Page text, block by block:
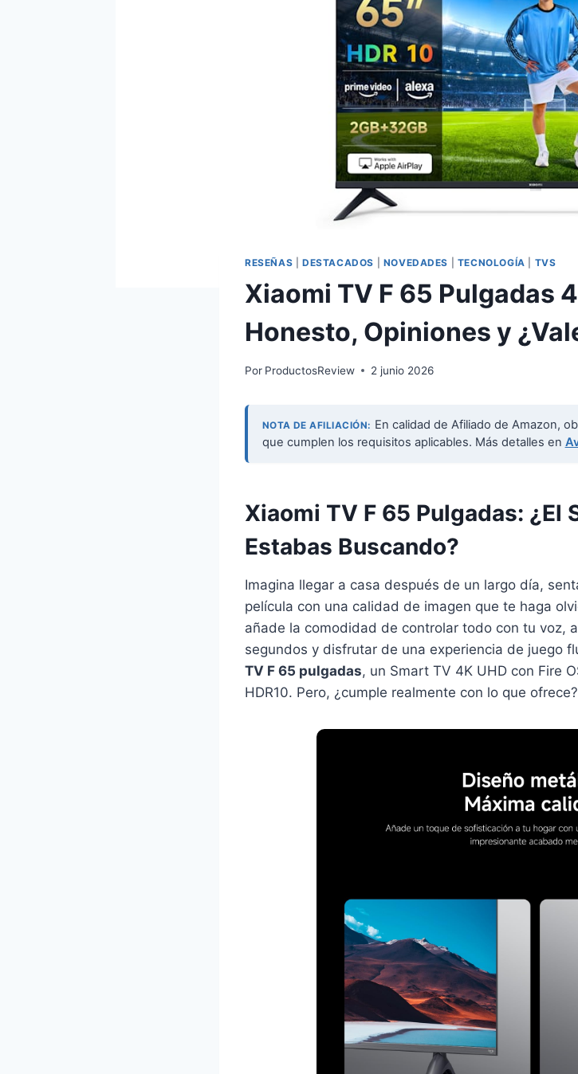
RESEÑAS DESTACADOS NOVEDADES TECNOLOGÍA TVS
Xiaomi TV F 65 Pulgadas
Honesto, Opiniones y
Por ProductosReview 2 junio 2026
NOTA DE AFILIACIÓN: En calidad de Afiliado de Amazon,
que cumplen los requisitos aplicables. Más detalles en
Xiaomi TV F 65 Pulgadas: ¿El
Estabas Buscando?
Imagina llegar a casa después de un largo día,
película con una calidad de imagen que te haga
añade la comodidad de controlar todo con tu voz,
segundos y disfrutar de una experiencia de juego
TV F 65 pulgadas, un Smart TV 4K UHD con Fire
HDR10. Pero, ¿cumple realmente con lo que